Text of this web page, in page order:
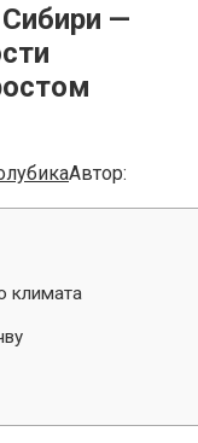
—
Автор:
климата